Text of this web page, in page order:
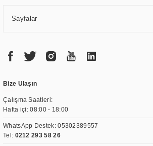
Sayfalar
Bize Ulaşın
Çalışma Saatleri:
Hafta içi: 08:00 - 18:00
WhatsApp Destek:05302389557
Tel: 0212 293 58 26